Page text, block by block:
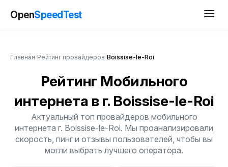
OpenSpeedTest
Главная Рейтинг провайдеров Boissise-le-Roi
Рейтинг Мобильного
интернета в г. Boissise-le-Roi
Актуальный топ провайдеров мобильного
интернета г. Boissise-le-Roi. Мы проанализировали
скорость, пинг и отзывы пользователей, чтобы вы
могли выбрать лучшего оператора.